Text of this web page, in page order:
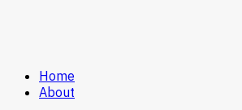
Game Kuz
Home
About